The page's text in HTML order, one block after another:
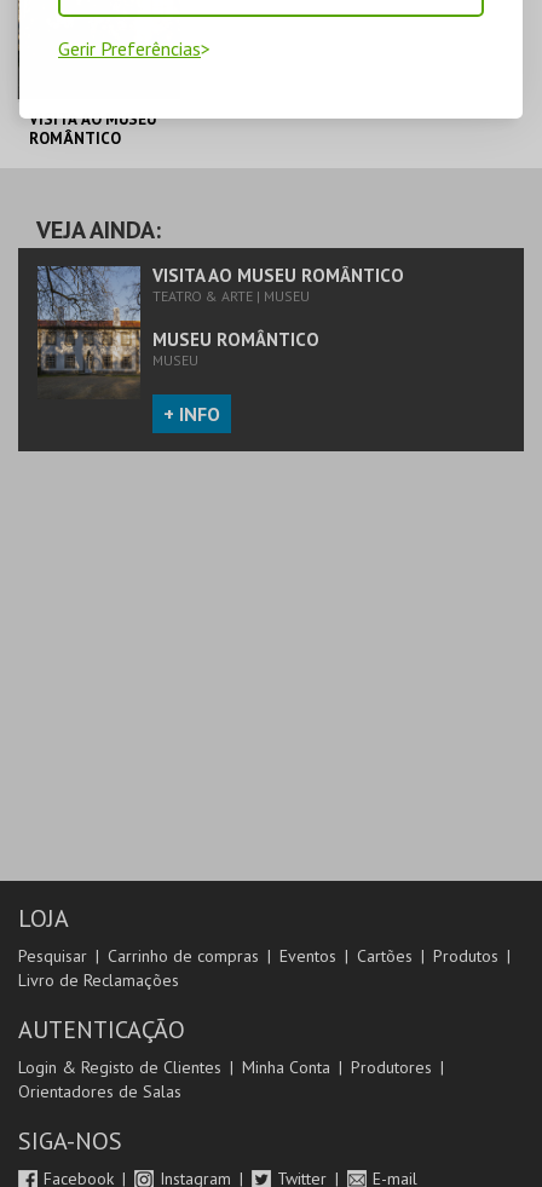
Gerir Preferências
VISITA AO MUSEU
ROMÂNTICO
MAIS INFO
COMPRAR
VEJA AINDA:
VISITA AO MUSEU ROMÂNTICO
TEATRO & ARTE | MUSEU
MUSEU ROMÂNTICO
MUSEU
+ INFO
LOJA
Pesquisar Carrinho de compras Eventos Cartões
Produtos
Livro de Reclamações
AUTENTICAÇÃO
Login & Registo de Clientes Minha Conta
Produtores
Orientadores de Salas
SIGA-NOS
Facebook Instagram Twitter E-mail